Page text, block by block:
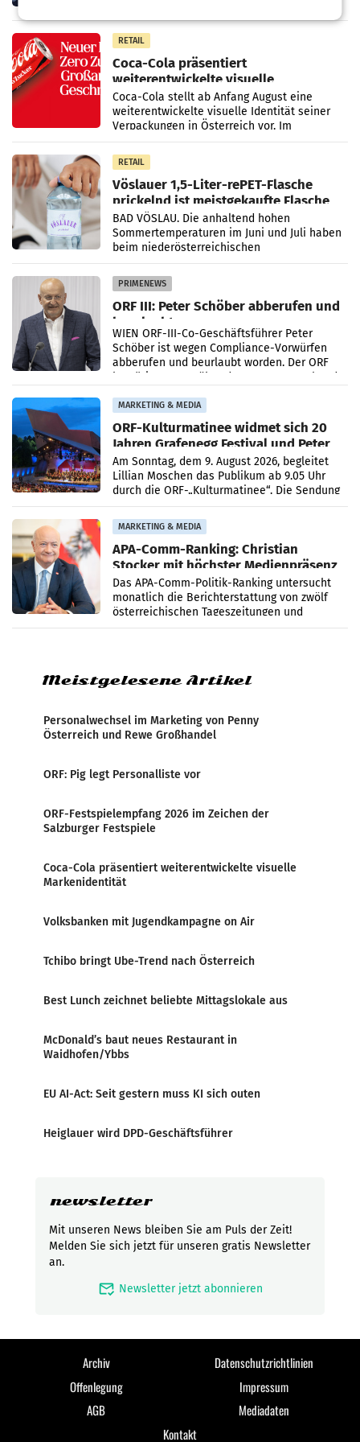
Markt. Das Produkt namens „Keep Cool“ ist zu
100 Prozent
RETAIL
Coca-Cola präsentiert
weiterentwickelte visuelle
Markenidentität
Coca-Cola stellt ab Anfang August eine
weiterentwickelte visuelle Identität seiner
Verpackungen in Österreich vor. Im
Mittelpunkt des Redesigns stehen zentrale
Gestaltungselemente
RETAIL
Vöslauer 1,5-Liter-rePET-Flasche
prickelnd ist meistgekaufte Flasche
Österreichs
BAD VÖSLAU. Die anhaltend hohen
Sommertemperaturen im Juni und Juli haben
beim niederösterreichischen
Getränkehersteller Vöslauer zu deutlichen
Absatzzuwächsen geführt. Während
PRIMENEWS
ORF III: Peter Schöber abberufen und
beurlaubt
WIEN ORF-III-Co-Geschäftsführer Peter
Schöber ist wegen Compliance-Vorwürfen
abberufen und beurlaubt worden. Der ORF
bestätigte gegenüber der APA entsprechende
MARKETING & MEDIA
ORF-Kulturmatinee widmet sich 20
Jahren Grafenegg Festival und Peter
Simonischek
Am Sonntag, dem 9. August 2026, begleitet
Lillian Moschen das Publikum ab 9.05 Uhr
durch die ORF-„Kulturmatinee“. Die Sendung
startet mit der Dokumentation „20 Jahre
Grafenegg
MARKETING & MEDIA
APA-Comm-Ranking: Christian
Stocker mit höchster Medienpräsenz
im Juli
Das APA-Comm-Politik-Ranking untersucht
monatlich die Berichterstattung von zwölf
österreichischen Tageszeitungen und
analysiert, welche Politikerinnen und
Meistgelesene Artikel
Personalwechsel im Marketing von Penny
Österreich und Rewe Großhandel
ORF: Pig legt Personalliste vor
ORF-Festspielempfang 2026 im Zeichen der
Salzburger Festspiele
Coca-Cola präsentiert weiterentwickelte visuelle
Markenidentität
Volksbanken mit Jugendkampagne on Air
Tchibo bringt Ube-Trend nach Österreich
Best Lunch zeichnet beliebte Mittagslokale aus
McDonald’s baut neues Restaurant in
Waidhofen/Ybbs
EU AI-Act: Seit gestern muss KI sich outen
Heiglauer wird DPD-Geschäftsführer
newsletter
Mit unseren News bleiben Sie am Puls der Zeit!
Melden Sie sich jetzt für unseren gratis Newsletter
an.
mark_email_read Newsletter jetzt abonnieren
Archiv
Datenschutzrichtlinien
Offenlegung
Impressum
AGB
Mediadaten
Kontakt